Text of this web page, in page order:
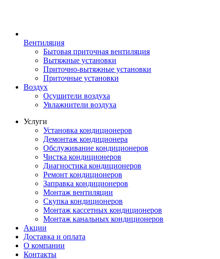
Вентиляция
Бытовая приточная вентиляция
Вытяжные установки
Приточно-вытяжные установки
Приточные установки
Воздух
Осушители воздуха
Увлажнители воздуха
Услуги
Установка кондиционеров
Демонтаж кондиционера
Обслуживание кондиционеров
Чистка кондиционеров
Диагностика кондиционеров
Ремонт кондиционеров
Заправка кондиционеров
Монтаж вентиляции
Скупка кондиционеров
Монтаж кассетных кондиционеров
Монтаж канальных кондиционеров
Акции
Доставка и оплата
О компании
Контакты